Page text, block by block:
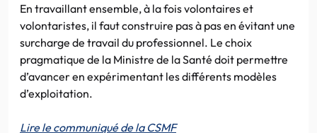
En travaillant ensemble, à la fois volontaires et
volontaristes, il faut construire pas à pas en évitant une
surcharge de travail du professionnel. Le choix
pragmatique de la Ministre de la Santé doit permettre
d’avancer en expérimentant les différents modèles
d’exploitation.
Lire le communiqué de la CSMF